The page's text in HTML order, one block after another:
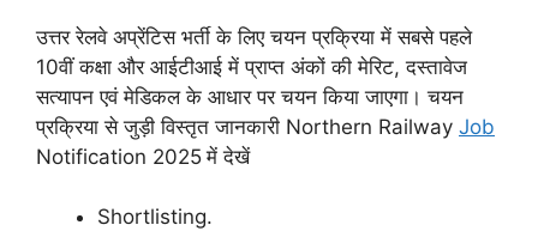
उत्तर रेलवे अप्रेंटिस भर्ती के लिए चयन प्रक्रिया में सबसे पहले
10वीं कक्षा और आईटीआई में प्राप्त अंकों की मेरिट, दस्तावेज
सत्यापन एवं मेडिकल के आधार पर चयन किया जाएगा। चयन
प्रक्रिया से जुड़ी विस्तृत जानकारी Northern Railway Job
Notification 2025 में देखें
Shortlisting.